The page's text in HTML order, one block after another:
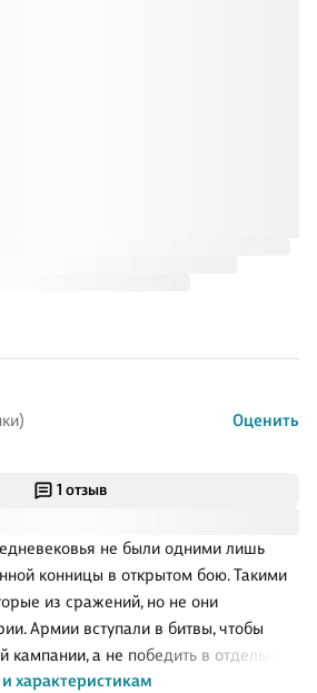
1 отзыв
не были одними лишь
конницы в открытом бою. Такими
из сражений, но не они
Армии вступали в битвы, чтобы
кампании, а не победить в отдельном
политического или
характеристикам
Оценить